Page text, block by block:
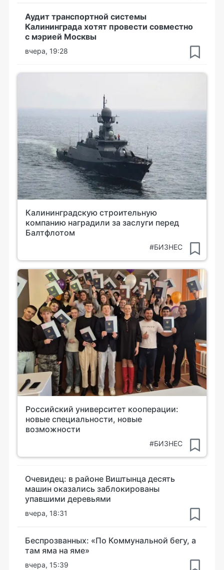
Аудит транспортной системы
Калининграда хотят провести совместно
с мэрией Москвы
вчера, 19:28
Калининградскую строительную
компанию наградили за заслуги перед
Балтфлотом
#БИЗНЕС
Российский университет кооперации:
новые специальности, новые
возможности
#БИЗНЕС
Очевидец: в районе Виштынца десять
машин оказались заблокированы
упавшими деревьями
вчера, 18:31
Беспрозванных: «По Коммунальной бегу, а
там яма на яме»
вчера, 15:39